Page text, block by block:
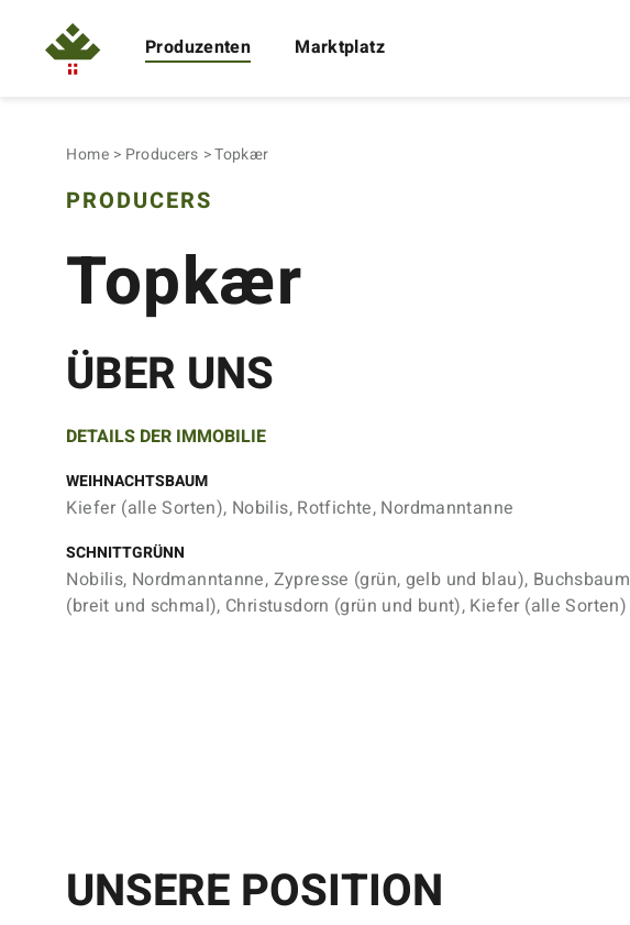
Produzenten Marktplatz
Home Producers Topkær
PRODUCERS
Topkær
ÜBER UNS
DETAILS DER IMMOBILIE
WEIHNACHTSBAUM
Kiefer (alle Sorten), Nobilis, Rotfichte, Nordmanntanne
SCHNITTGRÜNN
Nobilis, Nordmanntanne, Zypresse (grün, gelb und blau), Buchsbaum
(breit und schmal), Christusdorn (grün und bunt), Kiefer (alle Sorten)
UNSERE POSITION